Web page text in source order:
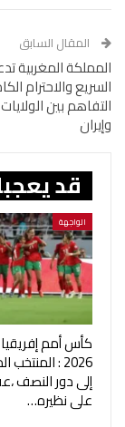
المقال السابق
المملكة المغربية
السريع والاحترام
التفاهم بين
وإيران
قد
الواجهة
كأس أمم
2026 :
إلى دور النصف
على نظيره…